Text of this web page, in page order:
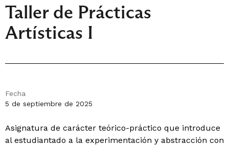
Taller de Prácticas
Artísticas I
Fecha
5 de septiembre de 2025
Asignatura de carácter teórico-práctico que introduce
al estudiantado a la experimentación y abstracción con